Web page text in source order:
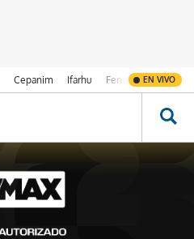
Cepanim Ifarhu Fenómeno de El
EN VIVO